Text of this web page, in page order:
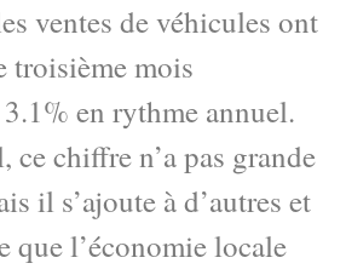
ventes de véhicules ont
troisième mois
en rythme annuel.
ce chiffre n’a pas grande
il s’ajoute à d’autres et
que l’économie locale